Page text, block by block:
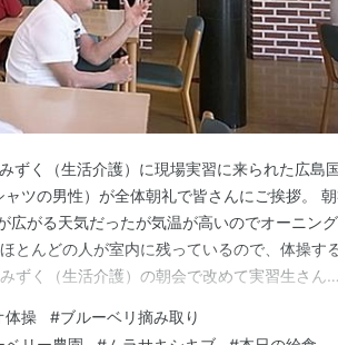
ずく（生活介護）に現場実習に来られた広島
ツの男性）が全体朝礼で皆さんにご挨拶。
広がる天気だったが気温が高いのでオーニン
とんどの人が室内に残っているので、体操す
ずく（生活介護）の朝会で改めて実習生さんが
支援B型）が運営する三迫農園にブルーベリー
体操 #ブルーベリ摘み取り